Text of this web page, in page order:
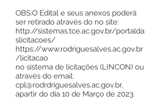
OBS:O Edital e seus anexos poderá
ser retirado através do no site:
http://sistemas.tce.ac.gov.br/portalda
slicitacoes/
https://www.rodriguesalves.ac.gov.br
/licitacao
no sistema de licitações (LINCON) ou
através do email:
cpl@rodrdriguesalves.ac.gov.br,
apartir do dia 10 de Março de 2023